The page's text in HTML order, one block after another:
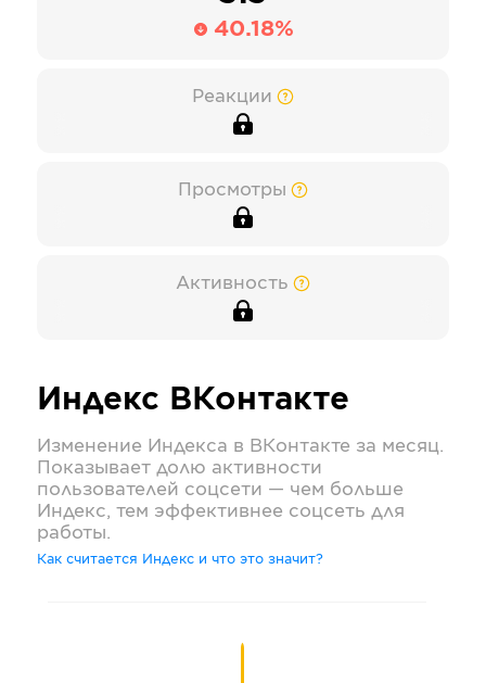
40.18%
Реакции
Просмотры
Активность
Индекс ВКонтакте
Изменение Индекса в ВКонтакте за месяц.
Показывает долю активности
пользователей соцсети — чем больше
Индекс, тем эффективнее соцсеть для
работы.
Как считается Индекс и что это значит?